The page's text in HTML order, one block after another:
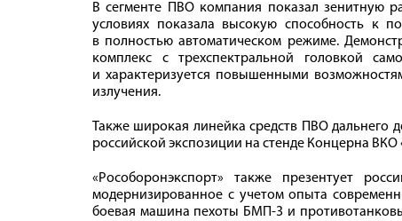
В сегменте ПВО компания показал зенитную
условиях показала высокую способность к
в полностью автоматическом режиме.
комплекс с трехспектральной головкой
и характеризуется повышенными
излучения.
Также широкая линейка средств ПВО дальнего
российской экспозиции на стенде Концерна ВКО
«Рособоронэкспорт» также презентует
модернизированное с учетом опыта
боевая машина пехоты БМП-3 и